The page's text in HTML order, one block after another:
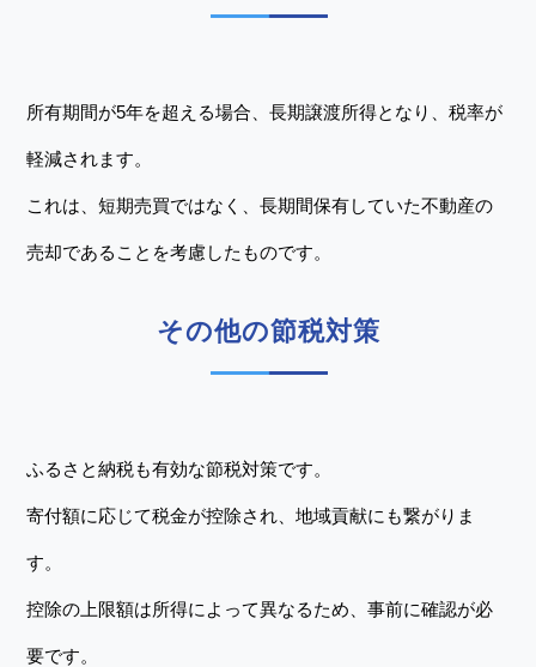
所有期間が5年を超える場合、長期譲渡所得となり、税率が
軽減されます。
これは、短期売買ではなく、長期間保有していた不動産の
売却であることを考慮したものです。
その他の節税対策
ふるさと納税も有効な節税対策です。
寄付額に応じて税金が控除され、地域貢献にも繋がりま
す。
控除の上限額は所得によって異なるため、事前に確認が必
要です。